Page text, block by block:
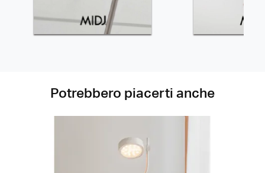
Potrebbero piacerti anche